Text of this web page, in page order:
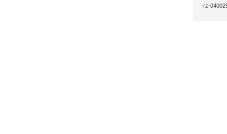
rz-